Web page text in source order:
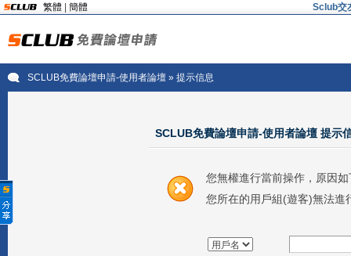
繁體 簡體 Sclub交
SCLUB免費論壇申請-使用者論壇» 提示信息
SCLUB免費論壇申請-使用者論壇 提示
您無權進行當前操作，原因如
您所在的用戶組(遊客)無法進